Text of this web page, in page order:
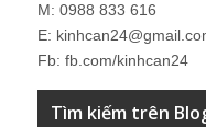
M: 0988 833 616
E:
Fb: fb.com/kinhcan24
Tìm kiếm trên